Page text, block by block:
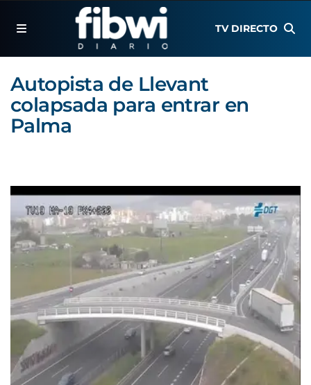
TV DIRECTO
Autopista de Llevant
colapsada para entrar en
Palma